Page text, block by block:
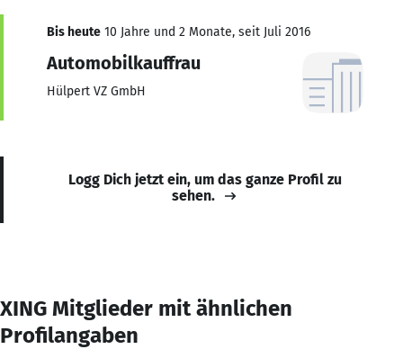
Bis heute 10 Jahre und 2 Monate, seit Juli 2016
Automobilkauffrau
Hülpert VZ GmbH
Logg Dich jetzt ein, um das ganze Profil zu
sehen.
XING Mitglieder mit ähnlichen
Profilangaben